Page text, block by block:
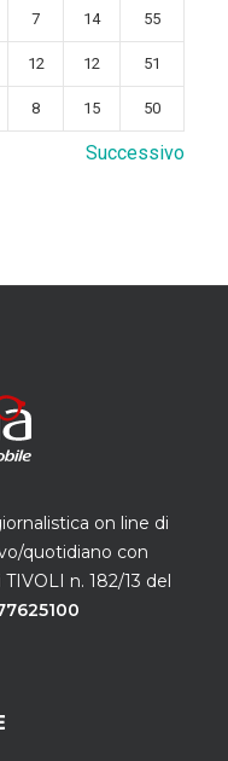
7 14 55
12 12 51
8 15 50
Successivo
on line di
quotidiano con
n. 182/13 del